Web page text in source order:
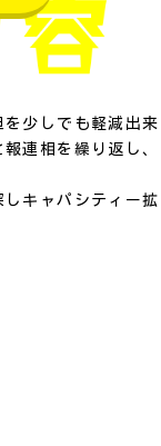
少しでも軽減出来
連相を繰り返し、
キャパシティー拡